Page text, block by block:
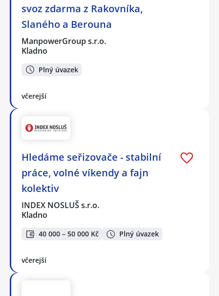
svoz zdarma z Rakovníka,
Slaného a Berouna
ManpowerGroup s.r.o.
Kladno
Plný úvazek
včerejší
Hledáme seřizovače - stabilní
práce, volné víkendy a fajn
kolektiv
INDEX NOSLUŠ s.r.o.
Kladno
40 000 – 50 000 Kč Plný úvazek
včerejší